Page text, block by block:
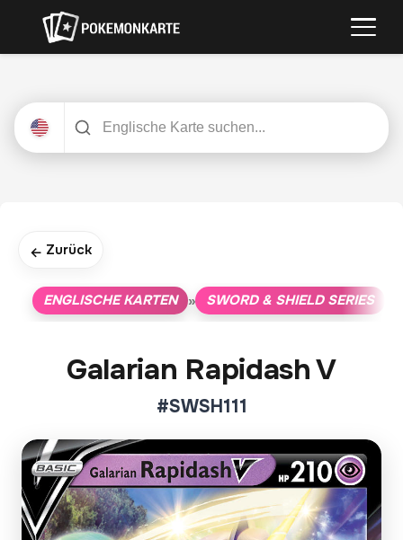
← Zurück
ENGLISCHE KARTEN » SWORD & SHIELD SERIES
Galarian Rapidash V
#SWSH111